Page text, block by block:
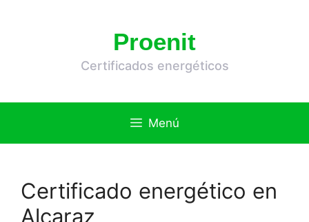
Proenit
Certificados energéticos
Menú
Certificado energético en
Alcaraz